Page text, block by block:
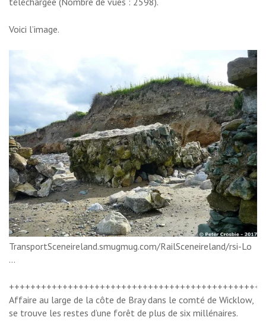
Voici l’image.
TransportSceneireland.smugmug.com/RailSceneireland/rsi-Lo
…
Affaire au large de la côte de Bray dans le comté de Wicklow,
se trouve les restes d’une forêt de plus de six millénaires.